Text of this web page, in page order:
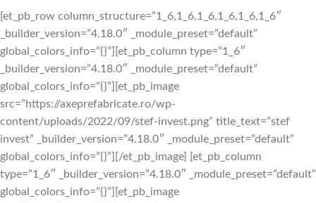
[et_pb_row column_structure=”1_6,1_6,1_6,1_6,1_6,1_6″
_builder_version=”4.18.0″ _module_preset=”default”
global_colors_info=”{}”][et_pb_column type=”1_6″
_builder_version=”4.18.0″ _module_preset=”default”
global_colors_info=”{}”][et_pb_image
src=”https://axeprefabricate.ro/wp-
content/uploads/2022/09/stef-invest.png” title_text=”stef
invest” _builder_version=”4.18.0″ _module_preset=”default”
global_colors_info=”{}”][/et_pb_image] [et_pb_column
type=”1_6″ _builder_version=”4.18.0″ _module_preset=”default”
global_colors_info=”{}”][et_pb_image